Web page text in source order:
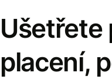
Ušetřete
placení,